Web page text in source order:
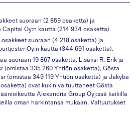
suoraan (2 859 osaketta) ja
Oy:n kautta (214 934 osaketta).
suoraan (4 218 osaketta) ja
Oy:n kautta (344 691 osaketta).
suoraan 19 867 osaketta. Lisäksi R. Erik ja
(omistaa 335 260 Yhtiön osaketta), Gösta
(omistaa 349 119 Yhtiön osaketta) ja Jakyba
osaketta) ovat kukin valtuuttaneet Gösta
Alexandria Group Oyj:ssä kaikilla
oman harkintansa mukaan. Valtuutukset